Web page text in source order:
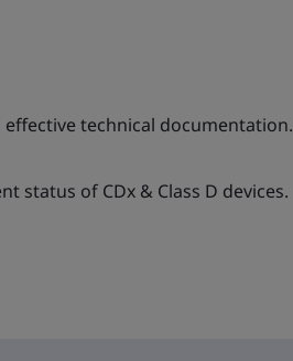
effective technical documentation.
status of CDx & Class D devices.